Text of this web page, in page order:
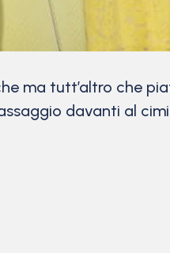
ma tutt’altro che
davanti al